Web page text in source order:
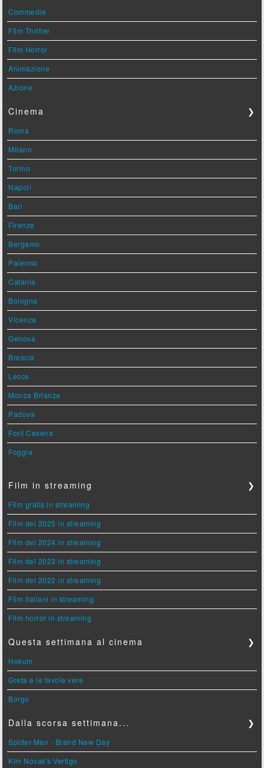
Commedie
Film Thriller
Film Horror
Animazione
Azione
Cinema ❯
Roma
Milano
Torino
Napoli
Bari
Firenze
Bergamo
Palermo
Catania
Bologna
Vicenza
Genova
Brescia
Lecce
Monza Brianza
Padova
Forlì Cesena
Foggia
Film in streaming ❯
Film gratis in streaming
Film del 2025 in streaming
Film del 2024 in streaming
Film del 2023 in streaming
Film del 2022 in streaming
Film italiani in streaming
Film horror in streaming
Questa settimana al cinema ❯
Hokum
Greta e le favole vere
Borgo
Dalla scorsa settimana... ❯
Spider-Man - Brand New Day
Kim Novak's Vertigo